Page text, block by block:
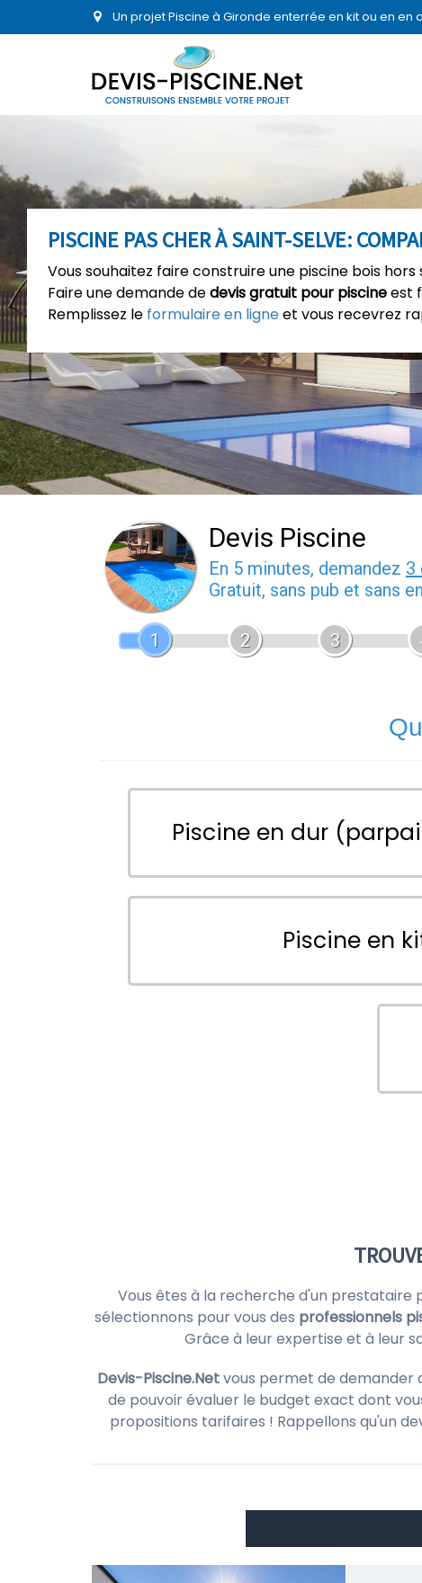
Un projet Piscine à Gironde enterrée en kit ou en en
PISCINE PAS CHER À SAINT-SELVE:
Vous souhaitez faire construire une piscine bois
Faire une demande dedevis gratuit pour piscineest
Remplissez le formulaire en ligneet vous recevrez
Devis Piscine
En 5 minutes, demandez 3
Gratuit, sans pub et sans
1 2 3
Piscine en dur
Piscine en
Vous êtes à la recherche d'un prestataire
sélectionnons pour vous des professionnels
Grâce à leur expertise et à leur
Devis-Piscine.Netvous permet de demander
de pouvoir évaluer le budget exact dont
propositions tarifaires ! Rappellons qu'un